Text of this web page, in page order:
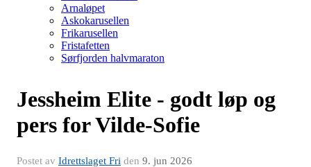
Arnaløpet
Askokarusellen
Frikarusellen
Fristafetten
Sørfjorden halvmaraton
Jessheim Elite - godt løp og
pers for Vilde-Sofie
Postet av Idrettslaget Fri den 9. jun 2026